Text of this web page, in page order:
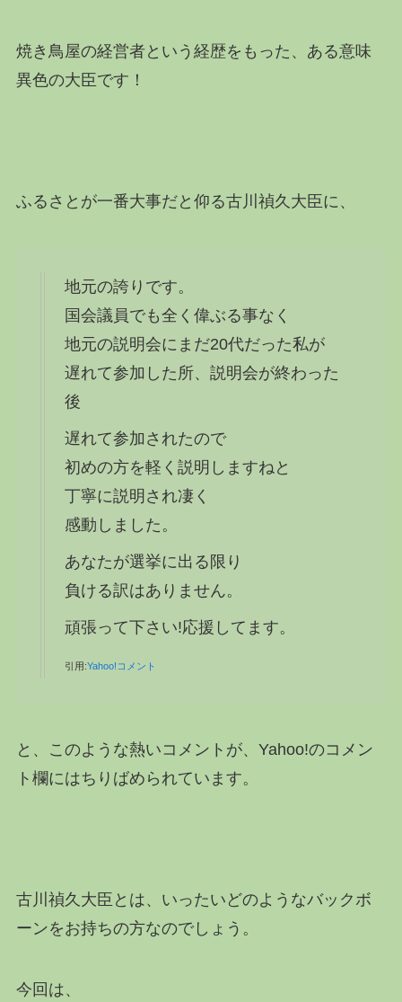
焼き鳥屋の経営者という経歴をもった、ある意味
異色の大臣です！
ふるさとが一番大事だと仰る古川禎久大臣に、
地元の誇りです。
国会議員でも全く偉ぶる事なく
地元の説明会にまだ20代だった私が
遅れて参加した所、説明会が終わった
後
遅れて参加されたので
初めの方を軽く説明しますねと
丁寧に説明され凄く
感動しました。
あなたが選挙に出る限り
負ける訳はありません。
頑張って下さい!応援してます。
引用:Yahoo!コメント
と、このような熱いコメントが、Yahoo!のコメン
ト欄にはちりばめられています。
古川禎久大臣とは、いったいどのようなバックボ
ーンをお持ちの方なのでしょう。
今回は、